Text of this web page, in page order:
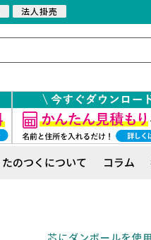
法人掛売
たのつくについて コラム
芯にダンボールを使